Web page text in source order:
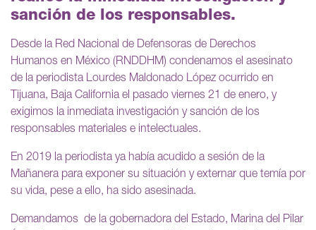
sanción de los responsables.
Desde la Red Nacional de Defensoras de Derechos
Humanos en México (RNDDHM) condenamos el asesinato
de la periodista Lourdes Maldonado López ocurrido en
Tijuana, Baja California el pasado viernes 21 de enero, y
exigimos la inmediata investigación y sanción de los
responsables materiales e intelectuales.
En 2019 la periodista ya había acudido a sesión de la
Mañanera para exponer su situación y externar que temía por
su vida, pese a ello, ha sido asesinada.
Demandamos de la gobernadora del Estado, Marina del Pilar